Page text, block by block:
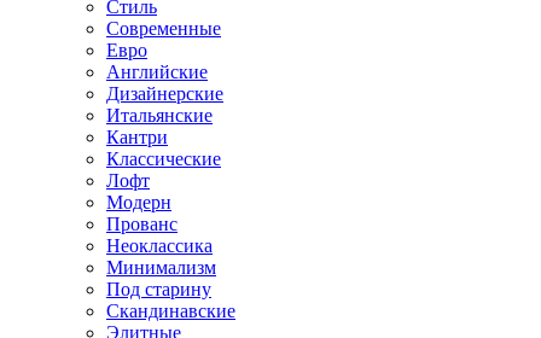
Стиль
Современные
Евро
Английские
Дизайнерские
Итальянские
Кантри
Классические
Лофт
Модерн
Прованс
Неоклассика
Минимализм
Под старину
Скандинавские
Элитные